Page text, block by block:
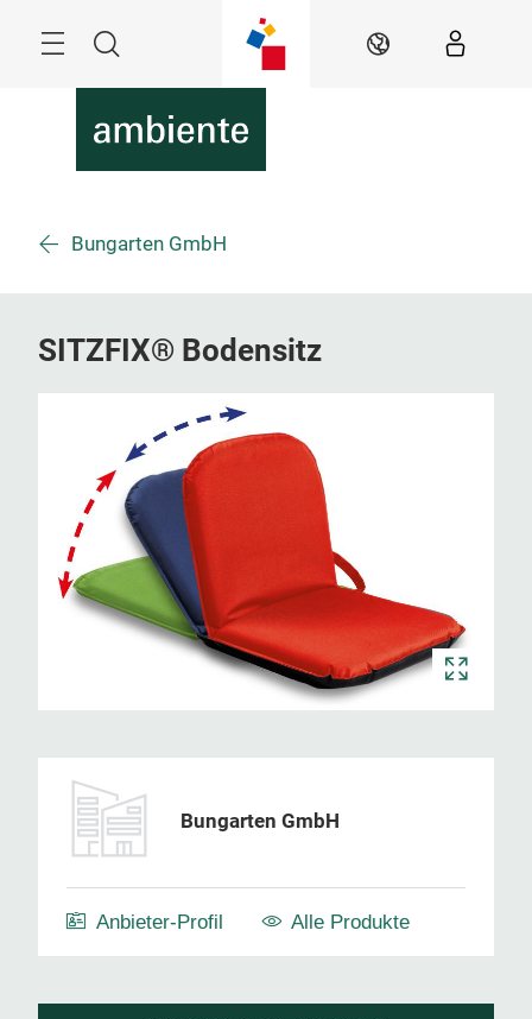
Suche DE
Bungarten GmbH
SITZFIX® Bodensitz
Bungarten GmbH
Anbieter-Profil Alle Produkte